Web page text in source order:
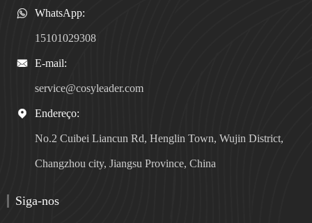
 WhatsApp:
15101029308
 E-mail:
service@cosyleader.com
 Endereço:
No.2 Cuibei Liancun Rd, Henglin Town, Wujin District,
Changzhou city, Jiangsu Province, China
Siga-nos